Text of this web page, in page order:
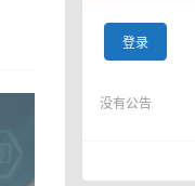
登录
没有公告